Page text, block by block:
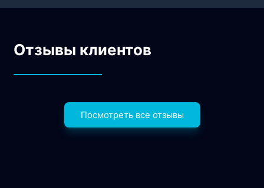
Отзывы клиентов
Посмотреть все отзывы